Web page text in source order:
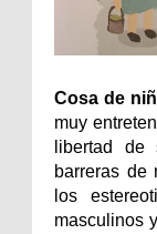
Cosa de
muy
libertad
barreras de
los
masculinos